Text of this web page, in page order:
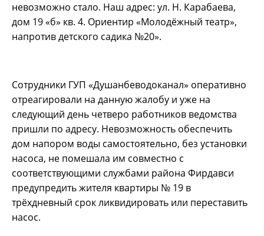
невозможно стало. Наш адрес: ул. Н. Карабаева,
дом 19 «б» кв. 4. Ориентир «Молодёжный театр»,
напротив детского садика №20».
Сотрудники ГУП «Душанбеводоканал» оперативно
отреагировали на данную жалобу и уже на
следующий день четверо работников ведомства
пришли по адресу. Невозможность обеспечить
дом напором воды самостоятельно, без установки
насоса, не помешала им совместно с
соответствующими службами района Фирдавси
предупредить жителя квартиры № 19 в
трёхдневный срок ликвидировать или переставить
насос.